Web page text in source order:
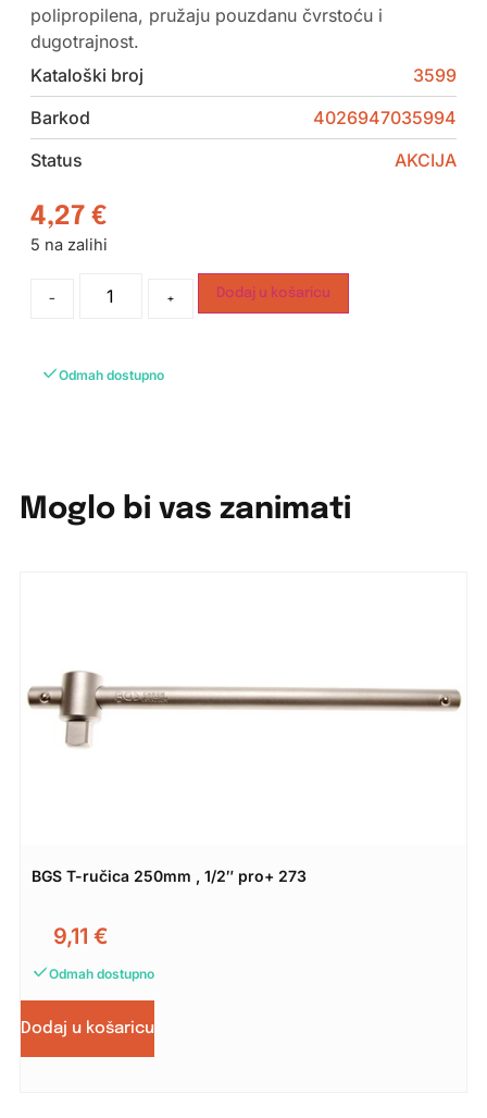
polipropilena, pružaju pouzdanu čvrstoću i
dugotrajnost.
Kataloški broj
3599
Barkod
4026947035994
Status
AKCIJA
4,27 €
5 na zalihi
- + Dodaj u košaricu
Odmah dostupno
Moglo bi vas zanimati
BGS T-ručica 250mm , 1/2″ pro+ 273
9,11 €
Odmah dostupno
Dodaj u košaricu